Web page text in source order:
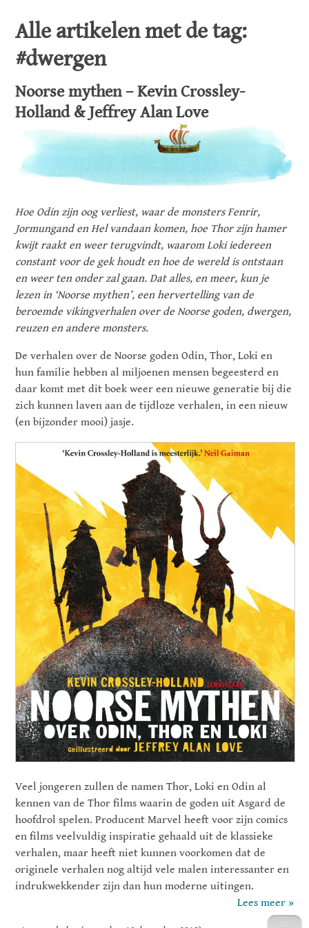
Alle artikelen met de tag:
#dwergen
Noorse mythen – Kevin Crossley-
Holland & Jeffrey Alan Love
Hoe Odin zijn oog verliest, waar de monsters Fenrir,
Jormungand en Hel vandaan komen, hoe Thor zijn hamer
kwijt raakt en weer terugvindt, waarom Loki iedereen
constant voor de gek houdt en hoe de wereld is ontstaan
en weer ten onder zal gaan. Dat alles, en meer, kun je
lezen in ‘Noorse mythen’, een hervertelling van de
beroemde vikingverhalen over de Noorse goden, dwergen,
reuzen en andere monsters.
De verhalen over de Noorse goden Odin, Thor, Loki en
hun familie hebben al miljoenen mensen begeesterd en
daar komt met dit boek weer een nieuwe generatie bij die
zich kunnen laven aan de tijdloze verhalen, in een nieuw
(en bijzonder mooi) jasje.
Veel jongeren zullen de namen Thor, Loki en Odin al
kennen van de Thor films waarin de goden uit Asgard de
hoofdrol spelen. Producent Marvel heeft voor zijn comics
en films veelvuldig inspiratie gehaald uit de klassieke
verhalen, maar heeft niet kunnen voorkomen dat de
originele verhalen nog altijd vele malen interessanter en
indrukwekkender zijn dan hun moderne uitingen.
Lees meer »